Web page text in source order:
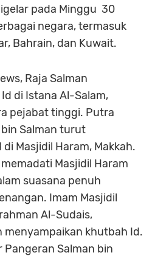
pada Minggu 30
negara, termasuk
Bahrain, dan Kuwait.
Raja Salman
di Istana Al-Salam,
pejabat tinggi. Putra
Salman turut
Masjidil Haram, Makkah.
Masjidil Haram
suasana penuh
Imam Masjidil
Al-Sudais,
menyampaikan khutbah Id.
Pangeran Salman bin